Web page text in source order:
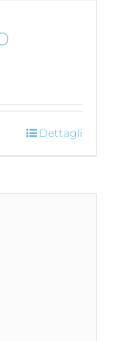
Dettagli